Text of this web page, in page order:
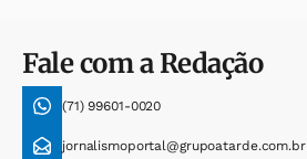
Fale com a Redação
(71) 99601-0020
jornalismoportal@grupoatarde.com.br